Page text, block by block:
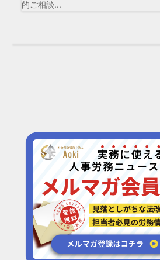
的ご相談...